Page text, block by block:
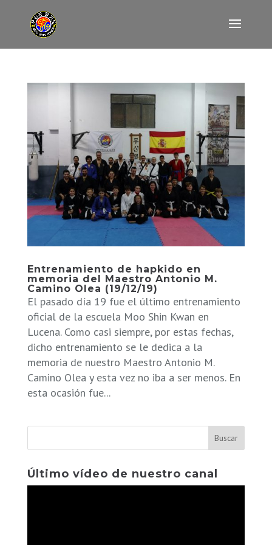
Entrenamiento de hapkido en
memoria del Maestro Antonio M.
Camino Olea (19/12/19)
El pasado día 19 fue el último entrenamiento
oficial de la escuela Moo Shin Kwan en
Lucena. Como casi siempre, por estas fechas,
dicho entrenamiento se le dedica a la
memoria de nuestro Maestro Antonio M.
Camino Olea y esta vez no iba a ser menos. En
esta ocasión fue...
Último vídeo de nuestro canal